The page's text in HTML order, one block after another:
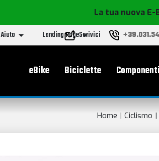
La tua nuova E-
Aiuto Landing PageScrivici
Menu principale
eBike Biciclette Componenti
Home Ciclismo